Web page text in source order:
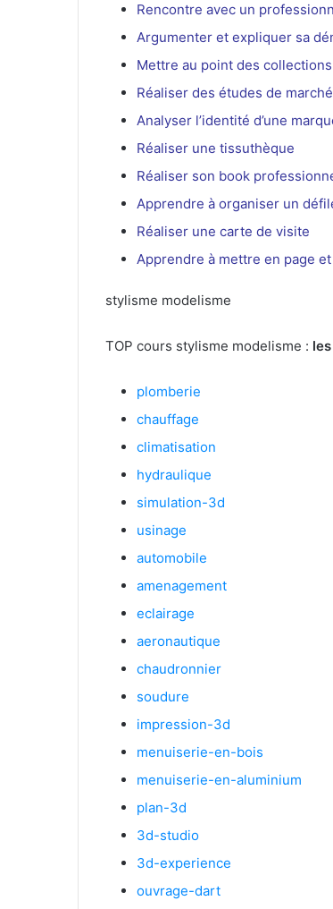
Rencontre avec un
Argumenter et expliquer sa
Mettre au point des
Réaliser des études de marché
Analyser l’identité d’une
Réaliser une tissuthèque
Réaliser son book
Apprendre à organiser un
Réaliser une carte de visite
Apprendre à mettre en page
stylisme modelisme
TOP cours stylisme modelisme :
plomberie
chauffage
climatisation
hydraulique
simulation-3d
usinage
automobile
amenagement
eclairage
aeronautique
chaudronnier
soudure
impression-3d
menuiserie-en-bois
menuiserie-en-aluminium
plan-3d
3d-studio
3d-experience
ouvrage-dart